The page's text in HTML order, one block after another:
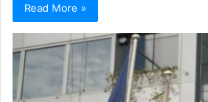
Read More »